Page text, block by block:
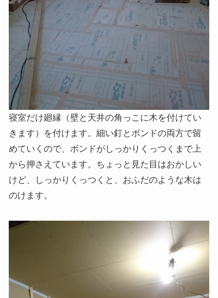
寝室だけ廻縁（壁と天井の角っこに木を付けてい
きます）を付けます。細い釘とボンドの両方で留
めていくので、ボンドがしっかりくっつくまで上
から押さえています。ちょっと見た目はおかしい
けど、しっかりくっつくと、おふだのような木は
のけます。